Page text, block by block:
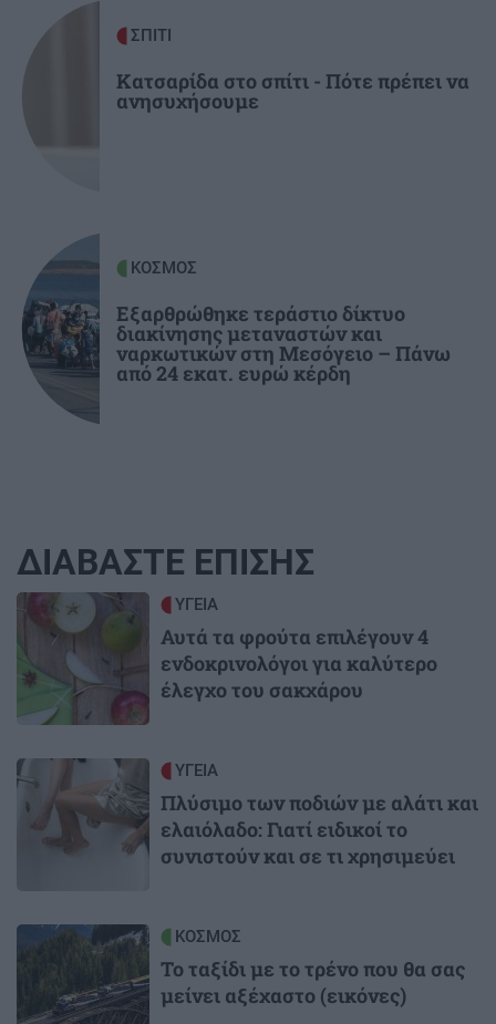
GOSSIP - LIFESTYLE
Η Ελένη Βουλγαράκη διαψεύδει τον χωρισμό
της με τον Φώτη Ιωαννίδη
ΣΠΙΤΙ
Κατσαρίδα στο σπίτι - Πότε πρέπει να
ανησυχήσουμε
ΚΟΣΜΟΣ
Εξαρθρώθηκε τεράστιο δίκτυο
διακίνησης μεταναστών και
ναρκωτικών στη Μεσόγειο – Πάνω
από 24 εκατ. ευρώ κέρδη
ΔΙΑΒΑΣΤΕ ΕΠΙΣΗΣ
Image ΥΓΕΙΑ
Αυτά τα φρούτα επιλέγουν 4
ενδοκρινολόγοι για καλύτερο
έλεγχο του σακχάρου
Image ΥΓΕΙΑ
Πλύσιμο των ποδιών με αλάτι και
ελαιόλαδο: Γιατί ειδικοί το
συνιστούν και σε τι χρησιμεύει
Image ΚΟΣΜΟΣ
Το ταξίδι με το τρένο που θα σας
μείνει αξέχαστο (εικόνες)